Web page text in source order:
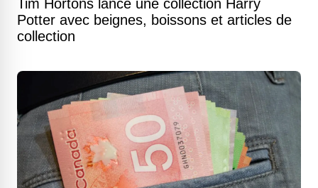
Tim Hortons lance une collection Harry
Potter avec beignes, boissons et articles de
collection